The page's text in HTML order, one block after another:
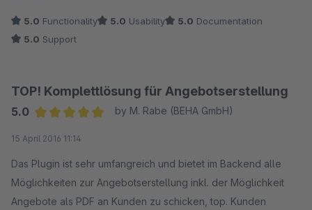
5.0 Functionality 5.0 Usability 5.0 Documentation
5.0 Support
TOP! Komplettlösung für Angebotserstellung
5.0
by M. Rabe (BEHA GmbH)
15 April 2016 11:14
Das Plugin ist sehr umfangreich und bietet im Backend alle
Möglichkeiten zur Angebotserstellung inkl. der Möglichkeit
Angebote als PDF an Kunden zu schicken, top. Kunden